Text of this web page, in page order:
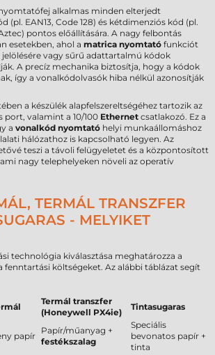
alkalmas minden elterjedt
(pl. EAN13, Code 128) és kétdimenziós kód (pl.
pontos előállítására. A nagy felbontás
esetekben, ahol a matrica nyomtató funkciót
vagy sűrű adattartalmú kódok
A precíz mechanika biztosítja, hogy a kódok
így a vonalkódolvasók hiba nélkül azonosítják
a készülék alapfelszereltségéhez tartozik az
port, valamint a 10/100 Ethernet csatlakozó. Ez a
a vonalkód nyomtató helyi munkaállomáshoz
hálózathoz is kapcsolható legyen. Az
teszi a távoli felügyeletet és a központosított
nagy telephelyeken növeli az operatív
TERMÁL TRANSZFER
- MELYIKET
technológia kiválasztása meghatározza a
fenntartási költségeket. Az alábbi táblázat segít
Termál transzfer
(Honeywell PX4ie)
Tintasugaras
papír
Papír/műanyag +
festékszalag
Speciális
bevonatos papír +
tinta